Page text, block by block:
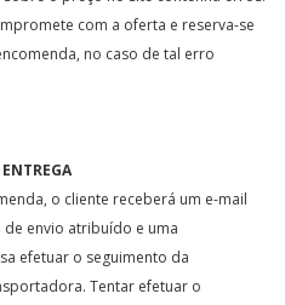
com a oferta e reserva-se
no caso de tal erro
o cliente receberá um e-mail
envio atribuído e uma
efetuar o seguimento da
Tentar efetuar o